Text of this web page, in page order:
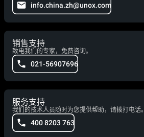
info.china.zh@unox.com
销售支持
致电我们的专家，免费咨询。
021-56907696
服务支持
我们的技术人员随时为您提供帮助，请拨打电话。
400 8203 763